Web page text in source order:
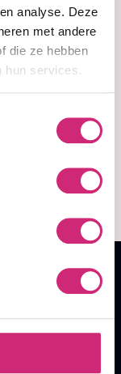
analyse. Deze
met andere
die ze hebben
hun services.